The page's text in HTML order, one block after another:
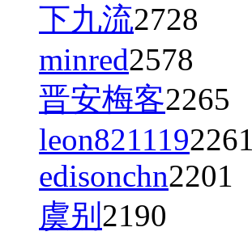
下九流2728
minred2578
晋安梅客2265
leon8211192261
edisonchn2201
虞别 2190